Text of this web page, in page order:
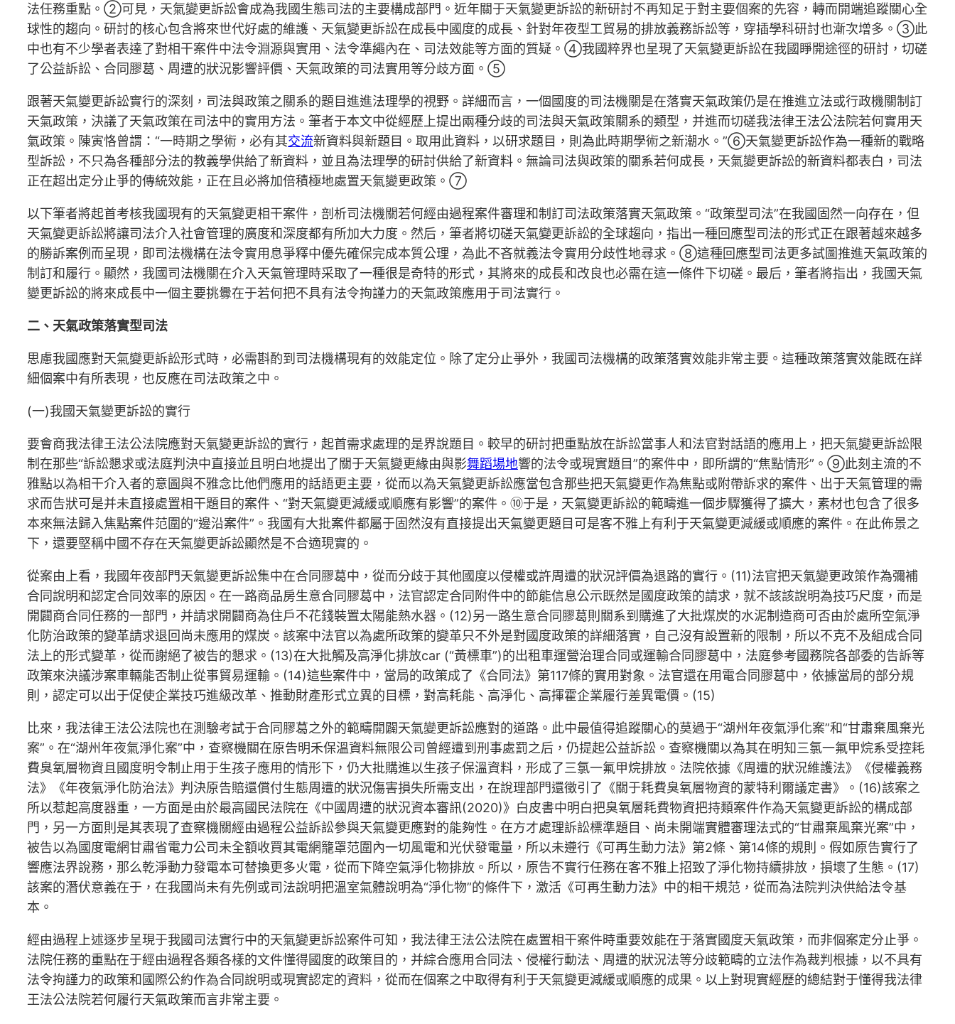
法任務重點。②可見，天氣變更訴訟會成為我國生態司法的主要構成部門。近年關于天氣變更訴訟的新研討不再知足于對主要個案的先容，轉而開端追蹤關心全
球性的趨向。研討的核心包含將來世代好處的維護、天氣變更訴訟在成長中國度的成長、針對年夜型工貿易的排放義務訴訟等，穿插學科研討也漸次增多。③此
中也有不少學者表達了對相干案件中法令淵源與實用、法令準繩內在、司法效能等方面的質疑。④我國粹界也呈現了天氣變更訴訟在我國睜開途徑的研討，切磋
了公益訴訟、合同膠葛、周遭的狀況影響評價、天氣政策的司法實用等分歧方面。⑤
跟著天氣變更訴訟實行的深刻，司法與政策之關系的題目進進法理學的視野。詳細而言，一個國度的司法機關是在落實天氣政策仍是在推進立法或行政機關制訂
天氣政策，決議了天氣政策在司法中的實用方法。筆者于本文中從經歷上提出兩種分歧的司法與天氣政策關系的類型，并進而切磋我法律王法公法院若何實用天
氣政策。陳寅恪曾謂：“一時期之學術，必有其交流新資料與新題目。取用此資料，以研求題目，則為此時期學術之新潮水。”⑥天氣變更訴訟作為一種新的戰略
型訴訟，不只為各種部分法的教義學供給了新資料，並且為法理學的研討供給了新資料。無論司法與政策的關系若何成長，天氣變更訴訟的新資料都表白，司法
正在超出定分止爭的傳統效能，正在且必將加倍積極地處置天氣變更政策。⑦
以下筆者將起首考核我國現有的天氣變更相干案件，剖析司法機關若何經由過程案件審理和制訂司法政策落實天氣政策。“政策型司法”在我國固然一向存在，但
天氣變更訴訟將讓司法介入社會管理的廣度和深度都有所加大力度。然后，筆者將切磋天氣變更訴訟的全球趨向，指出一種回應型司法的形式正在跟著越來越多
的勝訴案例而呈現，即司法機構在法令實用息爭釋中優先確保完成本質公理，為此不吝就義法令實用分歧性地尋求。⑧這種回應型司法更多試圖推進天氣政策的
制訂和履行。顯然，我國司法機關在介入天氣管理時采取了一種很是奇特的形式，其將來的成長和改良也必需在這一條件下切磋。最后，筆者將指出，我國天氣
變更訴訟的將來成長中一個主要挑釁在于若何把不具有法令拘謹力的天氣政策應用于司法實行。
二、天氣政策落實型司法
思慮我國應對天氣變更訴訟形式時，必需斟酌到司法機構現有的效能定位。除了定分止爭外，我國司法機構的政策落實效能非常主要。這種政策落實效能既在詳
細個案中有所表現，也反應在司法政策之中。
(一)我國天氣變更訴訟的實行
要會商我法律王法公法院應對天氣變更訴訟的實行，起首需求處理的是界說題目。較早的研討把重點放在訴訟當事人和法官對話語的應用上，把天氣變更訴訟限
制在那些“訴訟懇求或法庭判決中直接並且明白地提出了關于天氣變更緣由與影舞蹈場地響的法令或現實題目”的案件中，即所謂的“焦點情形”。⑨此刻主流的不
雅點以為相干介入者的意圖與不雅念比他們應用的話語更主要，從而以為天氣變更訴訟應當包含那些把天氣變更作為焦點或附帶訴求的案件、出于天氣管理的需
求而告狀可是并未直接處置相干題目的案件、“對天氣變更減緩或順應有影響”的案件。⑩于是，天氣變更訴訟的範疇進一個步驟獲得了擴大，素材也包含了很多
本來無法歸入焦點案件范圍的“邊沿案件”。我國有大批案件都屬于固然沒有直接提出天氣變更題目可是客不雅上有利于天氣變更減緩或順應的案件。在此佈景之
下，還要堅稱中國不存在天氣變更訴訟顯然是不合適現實的。
從案由上看，我國年夜部門天氣變更訴訟集中在合同膠葛中，從而分歧于其他國度以侵權或許周遭的狀況評價為退路的實行。(11)法官把天氣變更政策作為彌補
合同說明和認定合同效率的原因。在一路商品房生意合同膠葛中，法官認定合同附件中的節能信息公示既然是國度政策的請求，就不該該說明為技巧尺度，而是
開闢商合同任務的一部門，并請求開闢商為住戶不花錢裝置太陽能熱水器。(12)另一路生意合同膠葛則關系到購進了大批煤炭的水泥制造商可否由於處所空氣淨
化防治政策的變革請求退回尚未應用的煤炭。該案中法官以為處所政策的變革只不外是對國度政策的詳細落實，自己沒有設置新的限制，所以不克不及組成合同
法上的形式變革，從而謝絕了被告的懇求。(13)在大批觸及高淨化排放car (“黃標車”)的出租車運營治理合同或運輸合同膠葛中，法庭參考國務院各部委的告訴等
政策來決議涉案車輛能否制止從事貿易運輸。(14)這些案件中，當局的政策成了《合同法》第117條的實用對象。法官還在用電合同膠葛中，依據當局的部分規
則，認定可以出于促使企業技巧進級改革、推動財產形式立異的目標，對高耗能、高淨化、高揮霍企業履行差異電價。(15)
比來，我法律王法公法院也在測驗考試于合同膠葛之外的範疇開闢天氣變更訴訟應對的道路。此中最值得追蹤關心的莫過于“湖州年夜氣淨化案”和“甘肅棄風棄光
案”。在“湖州年夜氣淨化案”中，查察機關在原告明禾保溫資料無限公司曾經遭到刑事處罰之后，仍提起公益訴訟。查察機關以為其在明知三氯一氟甲烷系受控耗
費臭氧層物資且國度明令制止用于生孩子應用的情形下，仍大批購進以生孩子保溫資料，形成了三氯一氟甲烷排放。法院依據《周遭的狀況維護法》《侵權義務
法》《年夜氣淨化防治法》判決原告賠還償付生態周遭的狀況傷害損失所需支出，在說理部門還徵引了《關于耗費臭氧層物資的蒙特利爾議定書》。(16)該案之
所以惹起高度器重，一方面是由於最高國民法院在《中國周遭的狀況資本審訊(2020)》白皮書中明白把臭氧層耗費物資把持類案件作為天氣變更訴訟的構成部
門，另一方面則是其表現了查察機關經由過程公益訴訟參與天氣變更應對的能夠性。在方才處理訴訟標準題目、尚未開端實體審理法式的“甘肅棄風棄光案”中，
被告以為國度電網甘肅省電力公司未全額收買其電網籠罩范圍內一切風電和光伏發電量，所以未遵行《可再生動力法》第2條、第14條的規則。假如原告實行了
響應法界說務，那么乾淨動力發電本可替換更多火電，從而下降空氣淨化物排放。所以，原告不實行任務在客不雅上招致了淨化物持續排放，損壞了生態。(17)
該案的潛伏意義在于，在我國尚未有先例或司法說明把溫室氣體說明為“淨化物”的條件下，激活《可再生動力法》中的相干規范，從而為法院判決供給法令基
本。
經由過程上述逐步呈現于我國司法實行中的天氣變更訴訟案件可知，我法律王法公法院在處置相干案件時重要效能在于落實國度天氣政策，而非個案定分止爭。
法院任務的重點在于經由過程各類各樣的文件懂得國度的政策目的，并綜合應用合同法、侵權行動法、周遭的狀況法等分歧範疇的立法作為裁判根據，以不具有
法令拘謹力的政策和國際公約作為合同說明或現實認定的資料，從而在個案之中取得有利于天氣變更減緩或順應的成果。以上對現實經歷的總結對于懂得我法律
王法公法院若何履行天氣政策而言非常主要。